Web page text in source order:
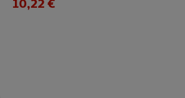
10,22 €